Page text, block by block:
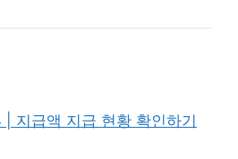
지급액 지급 현황 확인하기